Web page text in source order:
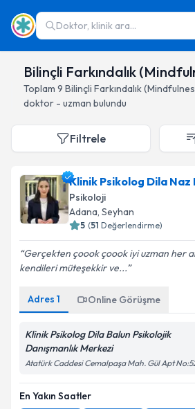
Doktor, klinik ara...
Bilinçli Farkındalık
Toplam 9 Bilinçli Farkındalık
doktor - uzman bulundu
Filtrele
Klinik Psikolog Dila Naz
Psikoloji
Adana, Seyhan
5 (51 Değerlendirme)
Gerçekten çoook çoook iyi uzman her
kendileri müteşekkir ve...
Adres 1 Online Görüşme
Klinik Psikolog Dila Balun Psikolojik
Danışmanlık Merkezi
Atatürk Caddesi Cemalpaşa Mah. Gül Apt
En Yakın Saatler